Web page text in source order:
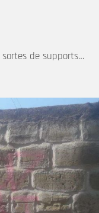
de supports…